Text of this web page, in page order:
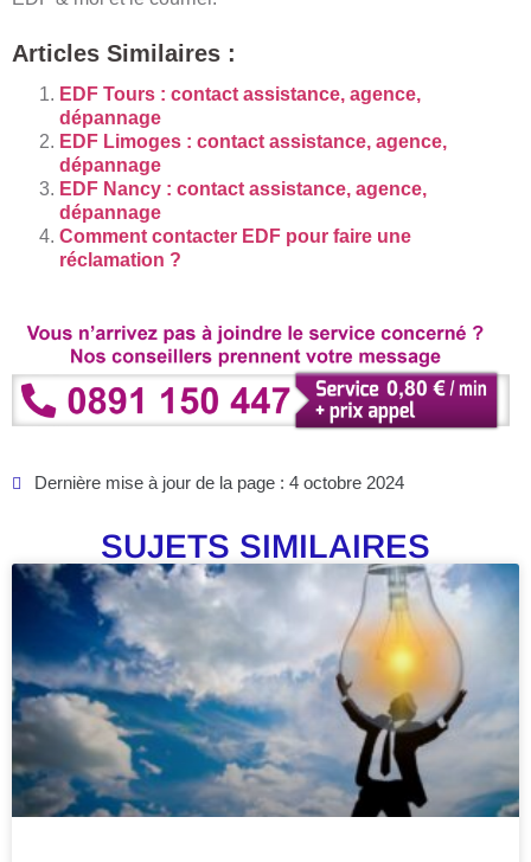
Articles Similaires :
EDF Tours : contact assistance, agence,
dépannage
EDF Limoges : contact assistance, agence,
dépannage
EDF Nancy : contact assistance, agence,
dépannage
Comment contacter EDF pour faire une
réclamation ?
Dernière mise à jour de la page : 4 octobre 2024
SUJETS SIMILAIRES